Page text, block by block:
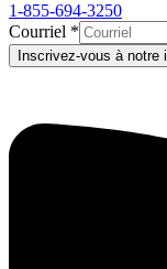
1-855-694-3250
Courriel *
Inscrivez-vous à notre